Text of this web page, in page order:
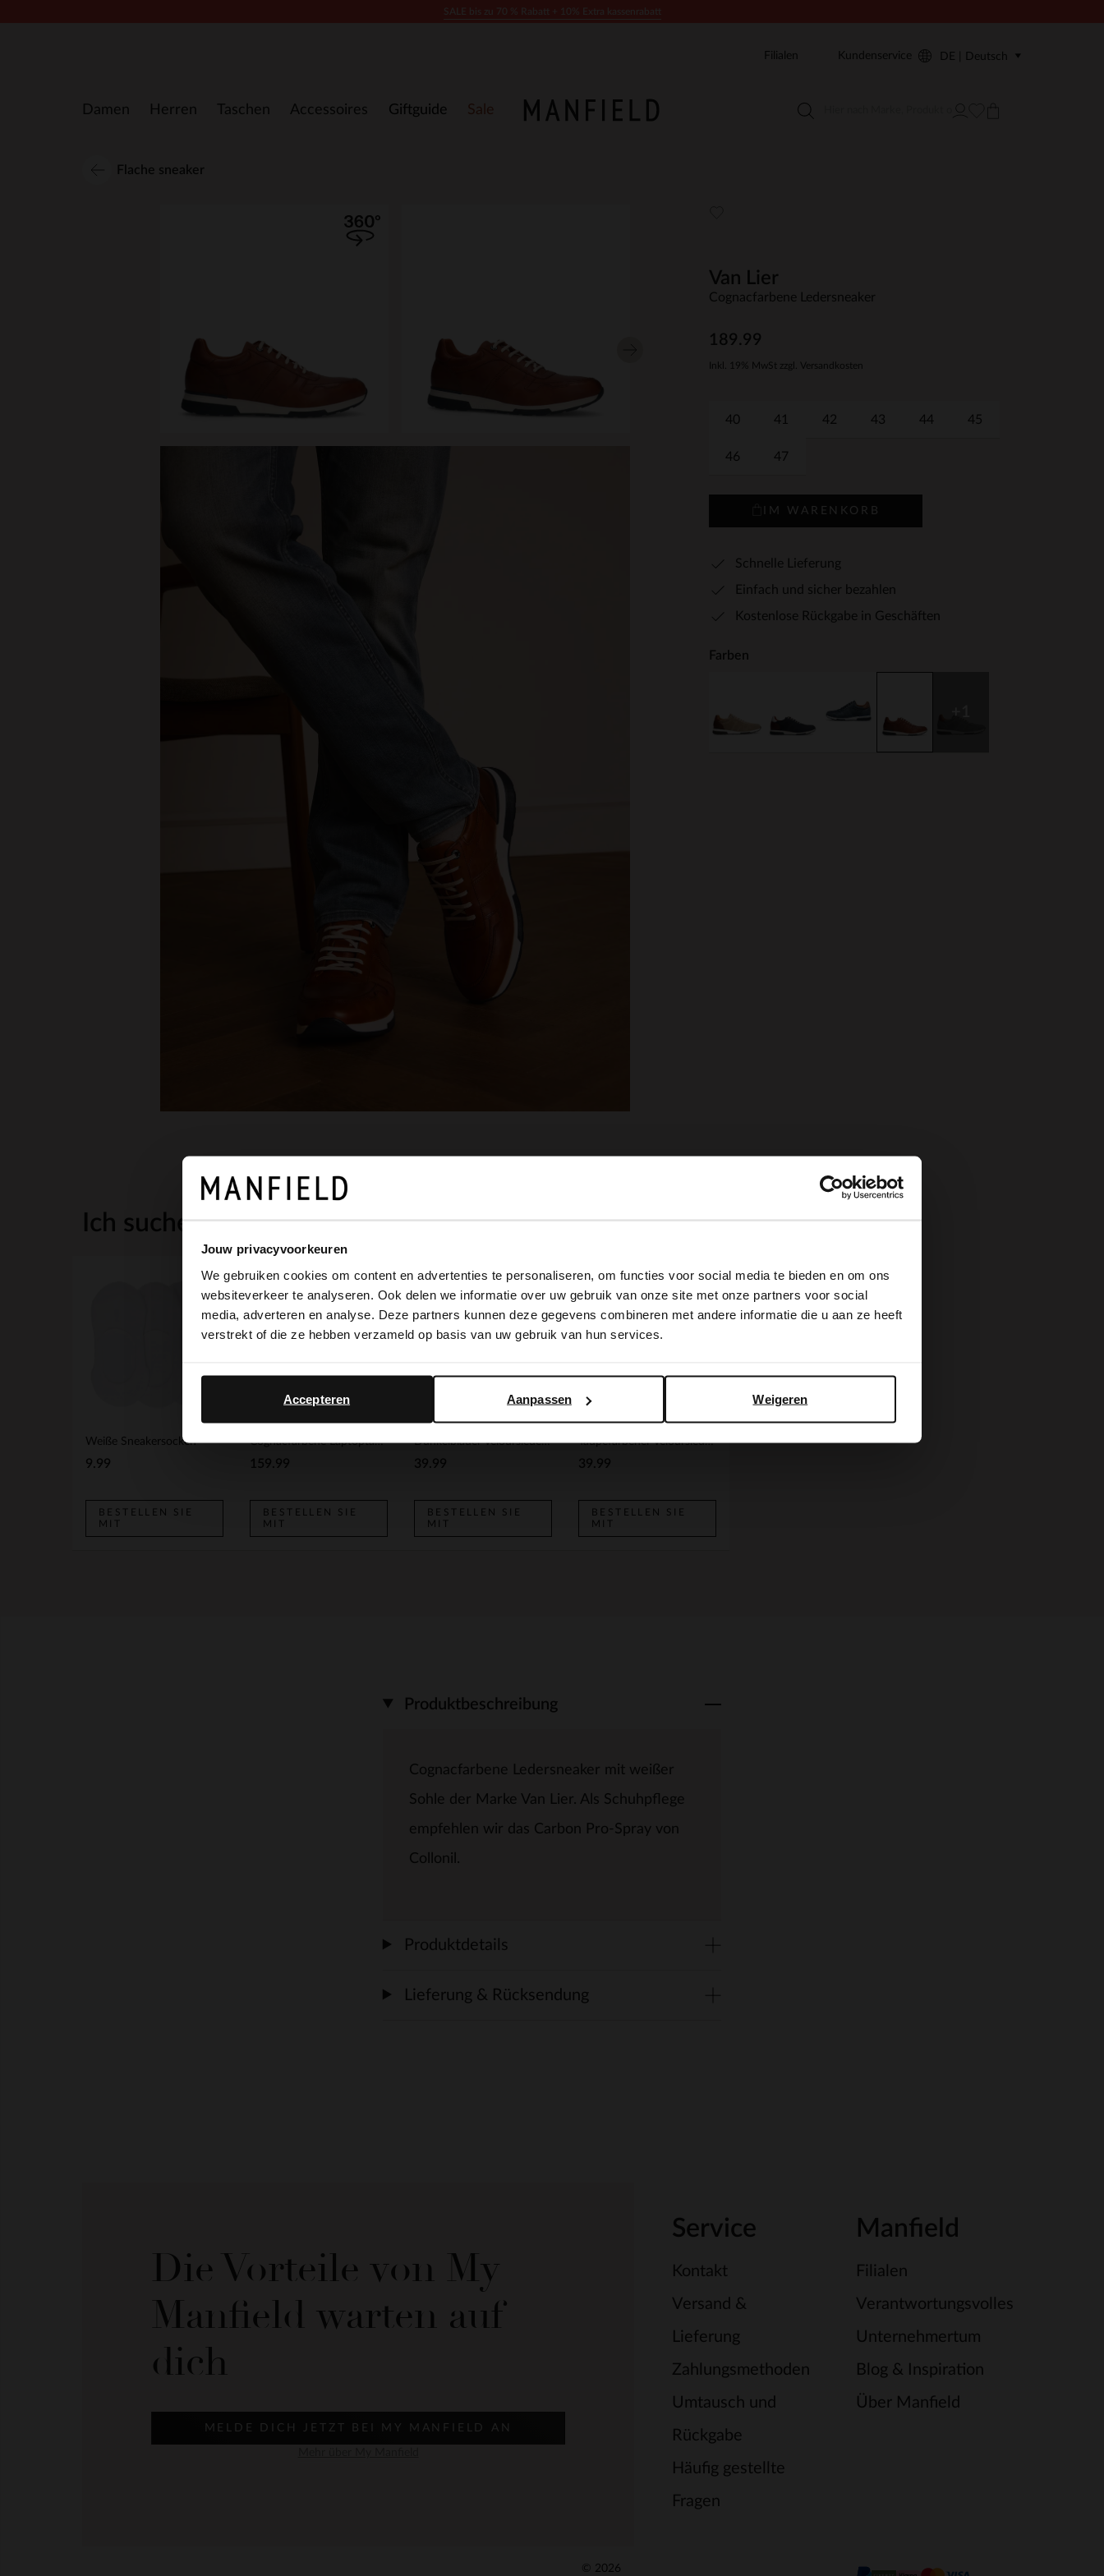
Jouw privacyvoorkeuren
We gebruiken cookies om content en advertenties te personaliseren, om functies voor social media te bieden en om ons
websiteverkeer te analyseren. Ook delen we informatie over uw gebruik van onze site met onze partners voor social
media, adverteren en analyse. Deze partners kunnen deze gegevens combineren met andere informatie die u aan ze heeft
verstrekt of die ze hebben verzameld op basis van uw gebruik van hun services.
Weigeren
Aanpassen
Accepteren
Damen Herren Taschen Accessoires Giftguide Sale
Filialen Kundenservice DE | Deutsch
Flache sneaker
Van Lier
Cognacfarbene Ledersneaker
189.99
Inkl. 19% MwSt zzgl. Versandkosten
40 41 42 43 44 45
46 47
IM WARENKORB
Schnelle Lieferung
Einfach und sicher bezahlen
Kostenlose Rückgabe in Geschäften
Farben
Ich suche es für Sie
Weiße Sneakersocken
9.99
BESTELLEN SIE
MIT
Cognacfarbene Laptoptasche aus Leder
159.99
BESTELLEN SIE
MIT
Dunkelblauer Veloursleder-Gürtel
39.99
BESTELLEN SIE
MIT
Taupefarbener Veloursleder-Gürtel
39.99
BESTELLEN SIE
MIT
Produktbeschreibung
Cognacfarbene Ledersneaker mit weißer
Sohle der Marke Van Lier. Als Schuhpflege
empfehlen wir das Carbon Pro-Spray von
Collonil.
Produktdetails
Lieferung & Rücksendung
Die Vorteile von My
Manfield warten auf
dich
MELDE DICH JETZT BEI MY MANFIELD AN
Service
Kontakt
Versand &
Lieferung
Zahlungsmethoden
Umtausch und
Rückgabe
Häufig gestellte
Fragen
Manfield
Filialen
Verantwortungsvolles
Unternehmertum
Blog & Inspiration
Über Manfield
© 2026
×
It looks like your language isn't Dutch. Would you like to